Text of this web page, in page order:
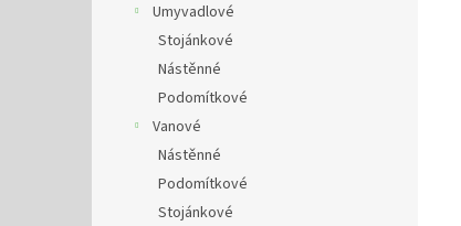
Umyvadlové
Stojánkové
Nástěnné
Podomítkové
Vanové
Nástěnné
Podomítkové
Stojánkové